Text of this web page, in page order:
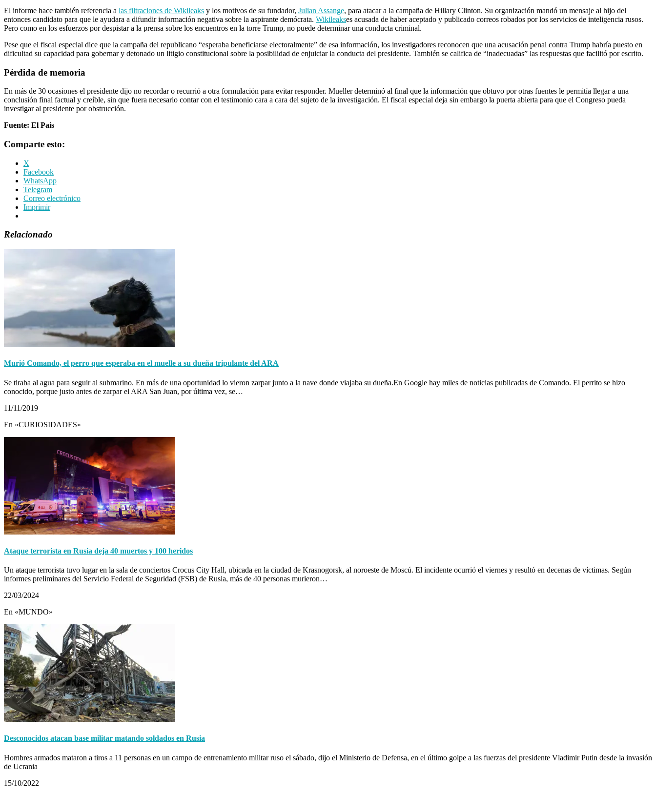
El informe hace también referencia a las filtraciones de Wikileaks y los motivos de su fundador, Julian Assange, para atacar a la campaña de Hillary Clinton. Su organización mandó un mensaje al hijo del
entonces candidato para que le ayudara a difundir información negativa sobre la aspirante demócrata. Wikileakses acusada de haber aceptado y publicado correos robados por los servicios de inteligencia rusos.
Pero como en los esfuerzos por despistar a la prensa sobre los encuentros en la torre Trump, no puede determinar una conducta criminal.
Pese que el fiscal especial dice que la campaña del republicano “esperaba beneficiarse electoralmente” de esa información, los investigadores reconocen que una acusación penal contra Trump habría puesto en
dificultad su capacidad para gobernar y detonado un litigio constitucional sobre la posibilidad de enjuiciar la conducta del presidente. También se califica de “inadecuadas” las respuestas que facilitó por escrito.
Pérdida de memoria
En más de 30 ocasiones el presidente dijo no recordar o recurrió a otra formulación para evitar responder. Mueller determinó al final que la información que obtuvo por otras fuentes le permitía llegar a una
conclusión final factual y creíble, sin que fuera necesario contar con el testimonio cara a cara del sujeto de la investigación. El fiscal especial deja sin embargo la puerta abierta para que el Congreso pueda
investigar al presidente por obstrucción.
Fuente: El Pais
Comparte esto:
X
Facebook
WhatsApp
Telegram
Correo electrónico
Imprimir
Relacionado
Murió Comando, el perro que esperaba en el muelle a su dueña tripulante del ARA
Se tiraba al agua para seguir al submarino. En más de una oportunidad lo vieron zarpar junto a la nave donde viajaba su dueña.En Google hay miles de noticias publicadas de Comando. El perrito se hizo
conocido, porque justo antes de zarpar el ARA San Juan, por última vez, se…
11/11/2019
En «CURIOSIDADES»
Ataque terrorista en Rusia deja 40 muertos y 100 heridos
Un ataque terrorista tuvo lugar en la sala de conciertos Crocus City Hall, ubicada en la ciudad de Krasnogorsk, al noroeste de Moscú. El incidente ocurrió el viernes y resultó en decenas de víctimas. Según
informes preliminares del Servicio Federal de Seguridad (FSB) de Rusia, más de 40 personas murieron…
22/03/2024
En «MUNDO»
Desconocidos atacan base militar matando soldados en Rusia
Hombres armados mataron a tiros a 11 personas en un campo de entrenamiento militar ruso el sábado, dijo el Ministerio de Defensa, en el último golpe a las fuerzas del presidente Vladimir Putin desde la invasión
de Ucrania
15/10/2022